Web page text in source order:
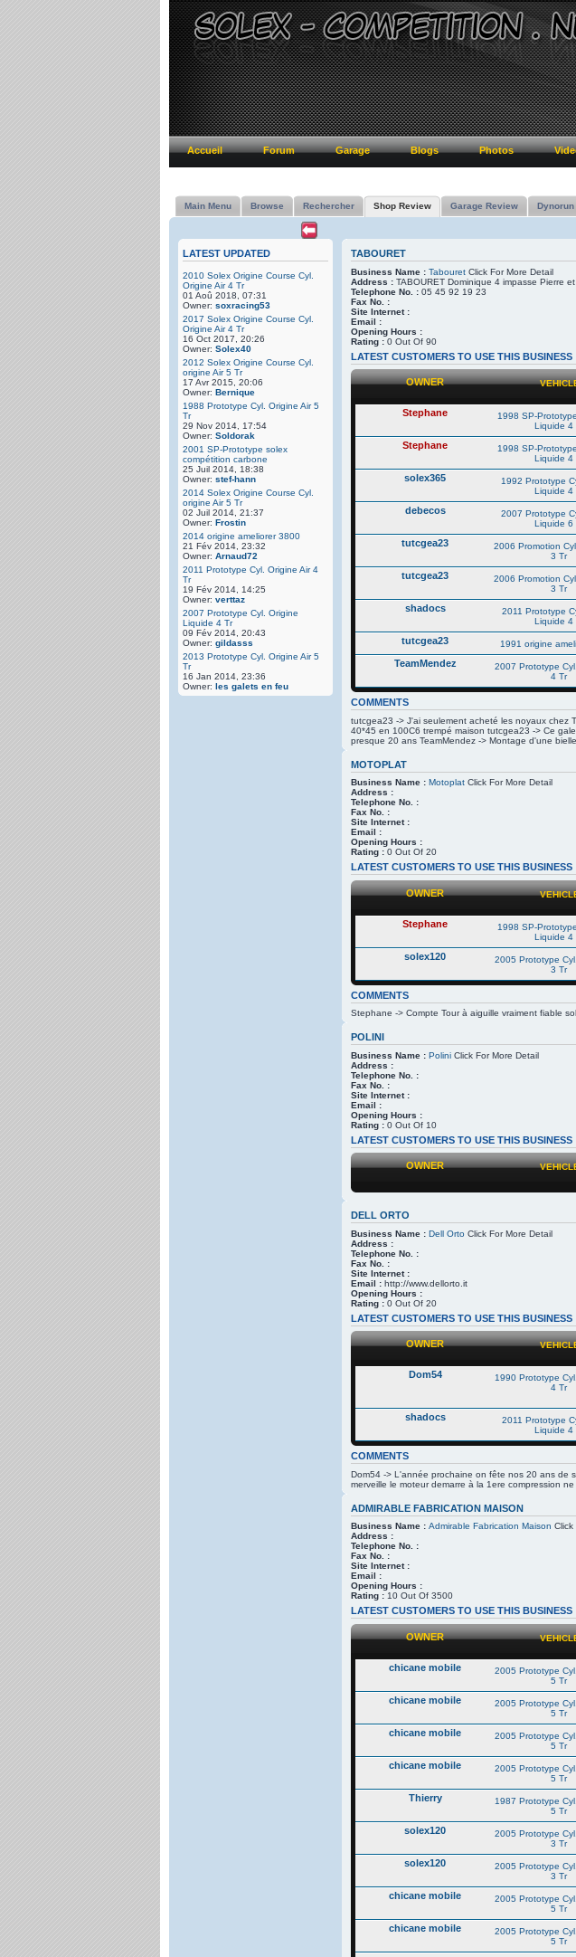
Accueil Forum Garage Blogs Photos
Main Menu Browse Rechercher Shop Review Garage Review Dynorun
LATEST UPDATED
2010 Solex Origine Course Cyl.
Origine Air 4 Tr
01 Aoû 2018, 07:31
Owner: soxracing53
2017 Solex Origine Course Cyl.
Origine Air 4 Tr
16 Oct 2017, 20:26
Owner: Solex40
2012 Solex Origine Course Cyl.
origine Air 5 Tr
17 Avr 2015, 20:06
Owner: Bernique
1988 Prototype Cyl. Origine Air 5
Tr
29 Nov 2014, 17:54
Owner: Soldorak
2001 SP-Prototype solex
compétition carbone
25 Juil 2014, 18:38
Owner: stef-hann
2014 Solex Origine Course Cyl.
origine Air 5 Tr
02 Juil 2014, 21:37
Owner: Frostin
2014 origine ameliorer 3800
21 Fév 2014, 23:32
Owner: Arnaud72
2011 Prototype Cyl. Origine Air 4
Tr
19 Fév 2014, 14:25
Owner: verttaz
2007 Prototype Cyl. Origine
Liquide 4 Tr
09 Fév 2014, 20:43
Owner: gildasss
2013 Prototype Cyl. Origine Air 5
Tr
16 Jan 2014, 23:36
Owner: les galets en feu
TABOURET
Business Name : TabouretClick For More Detail
Address : TABOURET Dominique 4 impasse Pierre
Telephone No. : 05 45 92 19 23
Fax No. :
Site Internet :
Email :
Opening Hours :
Rating : 0 Out Of 90
LATEST CUSTOMERS TO USE THIS BUSINESS
OWNER
Stephane
1998 SP-
Liquide 4
Stephane
1998 SP-
Liquide 4
solex365
1992 Prototype
Liquide 4
debecos
2007 Prototype
Liquide 6
tutcgea23
2006 Promotion
3 Tr
tutcgea23
2006 Promotion
3 Tr
shadocs
2011 Prototype
Liquide 4
tutcgea23 1991 origine
TeamMendez
2007 Prototype
4 Tr
COMMENTS
tutcgea23 -> J'ai seulement acheté les noyaux chez
40*45 en 100C6 trempé maison tutcgea23 -> Ce
presque 20 ans TeamMendez -> Montage d'une
MOTOPLAT
Business Name : MotoplatClick For More Detail
Address :
Telephone No. :
Fax No. :
Site Internet :
Email :
Opening Hours :
Rating : 0 Out Of 20
LATEST CUSTOMERS TO USE THIS BUSINESS
OWNER
Stephane
1998 SP-
Liquide 4
solex120
2005 Prototype
3 Tr
COMMENTS
Stephane -> Compte Tour à aiguille vraiment fiable
POLINI
Business Name : PoliniClick For More Detail
Address :
Telephone No. :
Fax No. :
Site Internet :
Email :
Opening Hours :
Rating : 0 Out Of 10
LATEST CUSTOMERS TO USE THIS BUSINESS
OWNER
DELL ORTO
Business Name : Dell OrtoClick For More Detail
Address :
Telephone No. :
Fax No. :
Site Internet :
Email : http://www.dellorto.it
Opening Hours :
Rating : 0 Out Of 20
LATEST CUSTOMERS TO USE THIS BUSINESS
OWNER
Dom54
1990 Prototype
4 Tr
shadocs
2011 Prototype
Liquide 4
COMMENTS
Dom54 -> L'année prochaine on fête nos 20 ans de
merveille le moteur demarre à la 1ere compression
ADMIRABLE FABRICATION MAISON
Business Name : Admirable Fabrication Maison Click
Address :
Telephone No. :
Fax No. :
Site Internet :
Email :
Opening Hours :
Rating : 10 Out Of 3500
LATEST CUSTOMERS TO USE THIS BUSINESS
OWNER
chicane mobile
2005 Prototype
5 Tr
chicane mobile
2005 Prototype
5 Tr
chicane mobile
2005 Prototype
5 Tr
chicane mobile
2005 Prototype
5 Tr
Thierry
1987 Prototype
5 Tr
solex120
2005 Prototype
3 Tr
solex120
2005 Prototype
3 Tr
chicane mobile
2005 Prototype
5 Tr
chicane mobile
2005 Prototype
5 Tr